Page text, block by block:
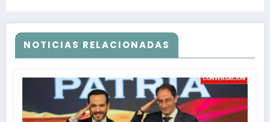
NOTICIAS RELACIONADAS